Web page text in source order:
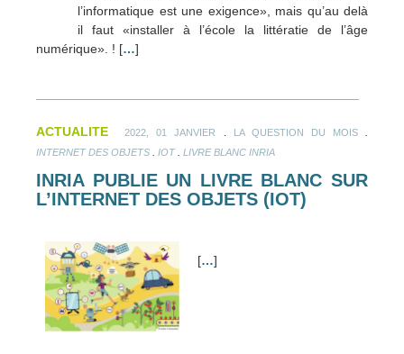
l’informatique est une exigence», mais qu’au delà
il faut «installer à l’école la littératie de l’âge
numérique». ! […]
ACTUALITE 2022, 01 JANVIER LA QUESTION DU MOIS.
INTERNET DES OBJETS IOT. LIVRE BLANC INRIA
INRIA PUBLIE UN LIVRE BLANC SUR
L’INTERNET DES OBJETS (IOT)
[…]